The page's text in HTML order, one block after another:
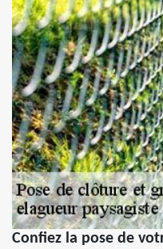
Confiez la pose de